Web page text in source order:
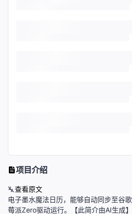
项目介绍
查看原文
电子墨水魔法日历，能够自动同步至谷
莓派Zero驱动运行。【此简介由AI生成】